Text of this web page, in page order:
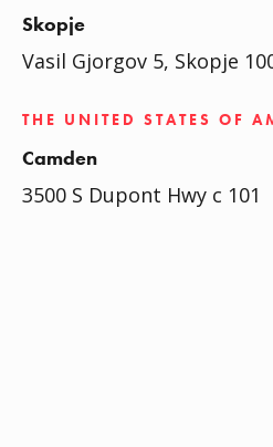
Skopje
Vasil Gjorgov 5, Skopje
THE UNITED STATES OF
Camden
3500 S Dupont Hwy c 101